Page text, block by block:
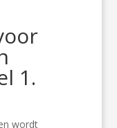
1.
wordt